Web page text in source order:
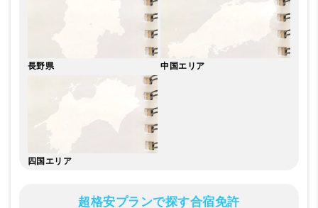
長野県 中国エリア
四国エリア
超格安プランで探す合宿免許